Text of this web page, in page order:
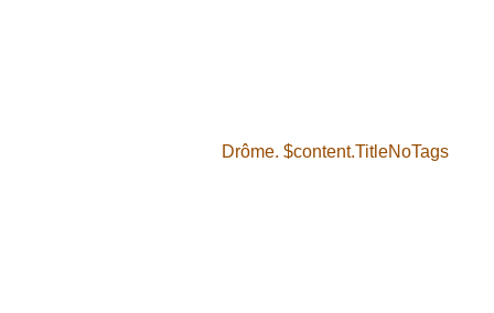
Drôme. $content.TitleNoTags